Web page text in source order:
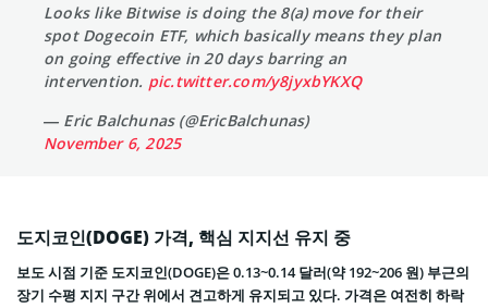
Looks like Bitwise is doing the 8(a) move for their
spot Dogecoin ETF, which basically means they plan
on going effective in 20 days barring an
intervention. pic.twitter.com/y8jyxbYKXQ
— Eric Balchunas (@EricBalchunas)
November 6, 2025
도지코인(DOGE) 가격, 핵심 지지선 유지 중
보도 시점 기준 도지코인(DOGE)은 0.13~0.14 달러(약 192~206 원) 부근의
장기 수평 지지 구간 위에서 견고하게 유지되고 있다. 가격은 여전히 하락